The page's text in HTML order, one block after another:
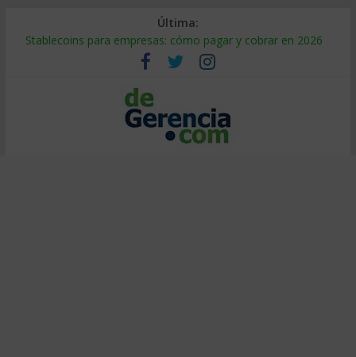
Última:
Stablecoins para empresas: cómo pagar y cobrar en 2026
Despido silencioso: qué es y por qué sale tan caro
IA en selección de personal: cómo auditarla a tiempo
Trabajo forzoso en la cadena de suministro: qué hacer
Mercado hispano de EE. UU.: cómo segmentarlo y venderle